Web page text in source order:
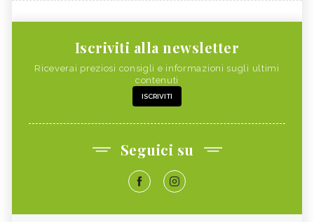
Iscriviti alla newsletter
Riceverai preziosi consigli e informazioni sugli ultimi
contenuti
ISCRIVITI
Seguici su